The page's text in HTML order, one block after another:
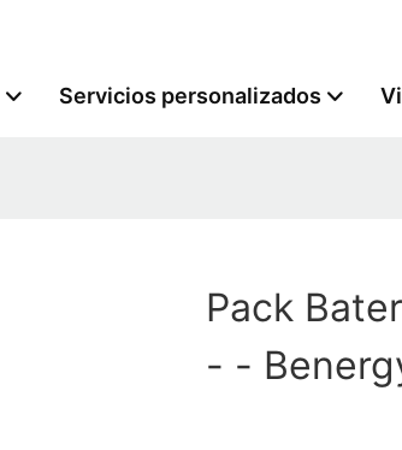
Servicios personalizados
Pack
- -